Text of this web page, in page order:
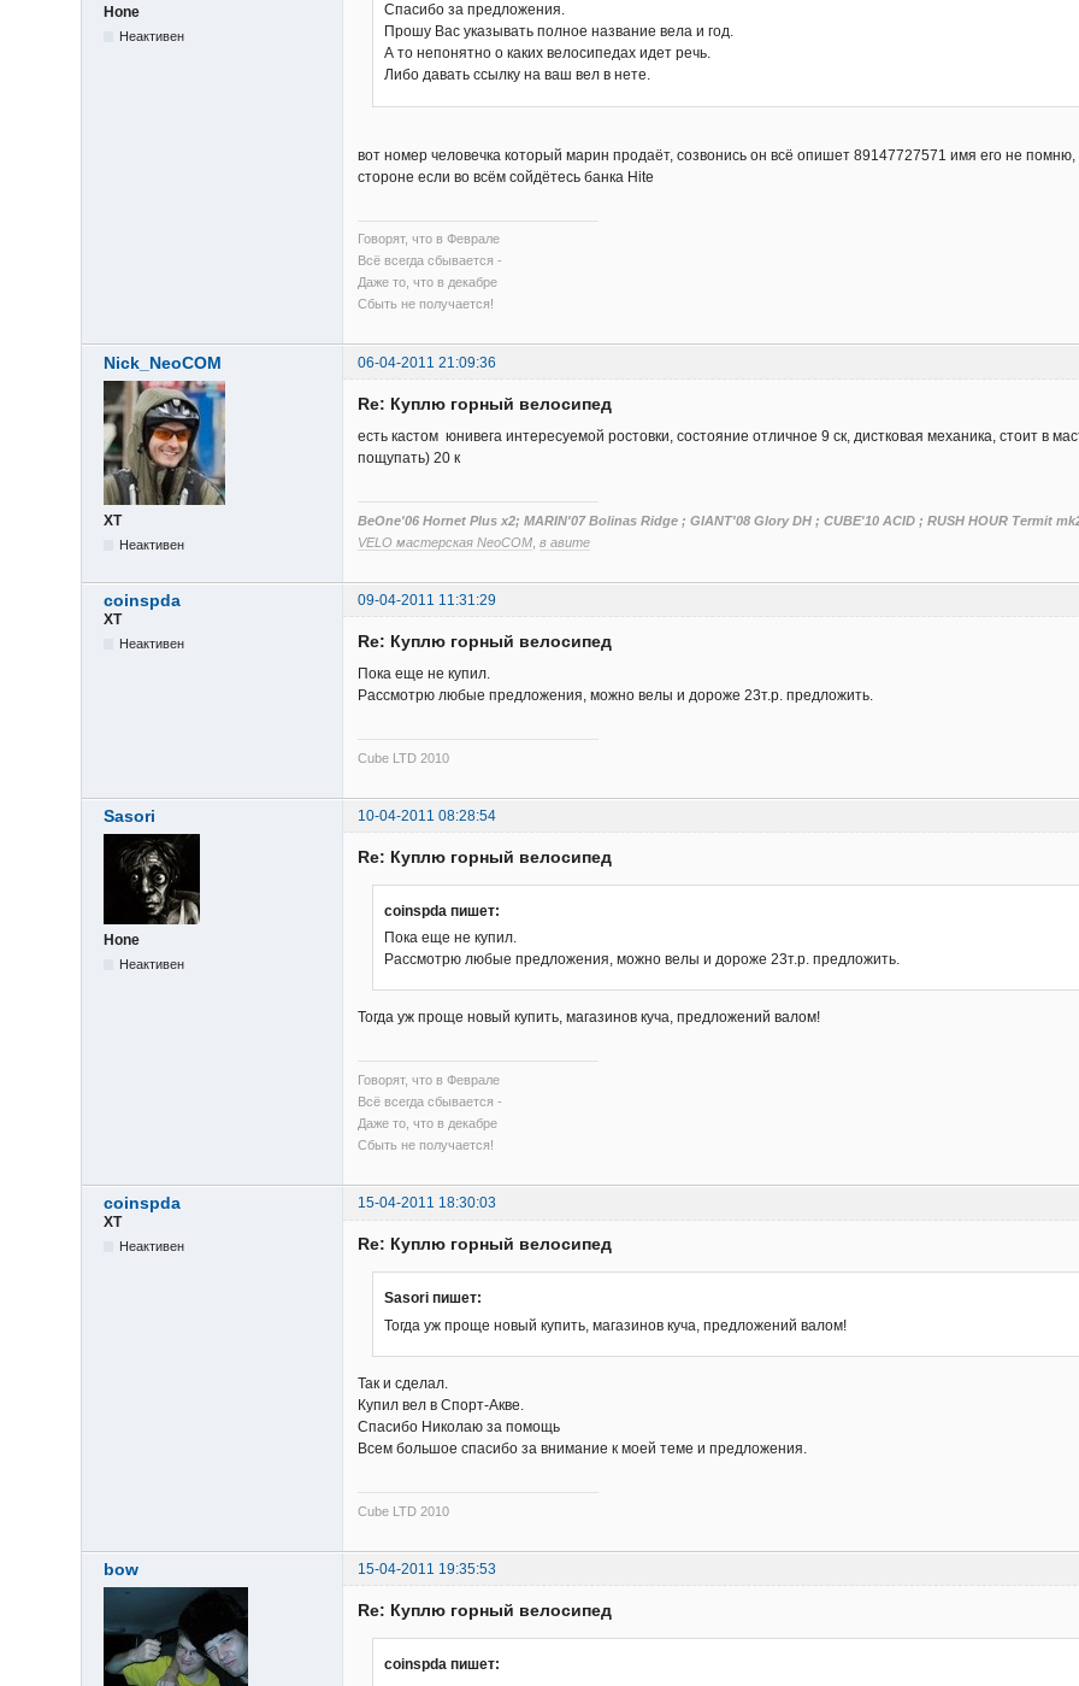
Hone
Неактивен
Спасибо за предложения.
Прошу Вас указывать полное название вела и год.
А то непонятно о каких велосипедах идет речь.
Либо давать ссылку на ваш вел в нете.
вот номер человечка который марин продаёт, созвонись он всё опишет 89147727571 имя его не помню,
стороне если во всём сойдётесь банка Hite
Говорят, что в Феврале
Всё всегда сбывается -
Даже то, что в декабре
Сбыть не получается!
Nick_NeoCOM 06-04-2011 21:09:36
XT
Неактивен
Re: Куплю горный велосипед
есть кастом юнивега интересуемой ростовки, состояние отличное 9 ск, дистковая механика, стоит в
пощупать) 20 к
BeOne'06 Hornet Plus x2; MARIN'07 Bolinas Ridge ; GIANT'08 Glory DH ; CUBE'10 ACID ; RUSH HOUR Termit
VELO мастерская NeoCOM ,в авите
coinspda
09-04-2011 11:31:29
XT
Неактивен Re: Куплю горный велосипед
Пока еще не купил.
Рассмотрю любые предложения, можно велы и дороже 23т.р. предложить.
Cube LTD 2010
Sasori 10-04-2011 08:28:54
Hone
Неактивен
Re: Куплю горный велосипед
coinspda пишет:
Пока еще не купил.
Рассмотрю любые предложения, можно велы и дороже 23т.р. предложить.
Тогда уж проще новый купить, магазинов куча, предложений валом!
Говорят, что в Феврале
Всё всегда сбывается -
Даже то, что в декабре
Сбыть не получается!
coinspda
15-04-2011 18:30:03
XT
Неактивен Re: Куплю горный велосипед
Sasori пишет:
Тогда уж проще новый купить, магазинов куча, предложений валом!
Так и сделал.
Купил вел в Спорт-Акве.
Спасибо Николаю за помощь
Всем большое спасибо за внимание к моей теме и предложения.
Cube LTD 2010
bow 15-04-2011 19:35:53
Re: Куплю горный велосипед
coinspda пишет: